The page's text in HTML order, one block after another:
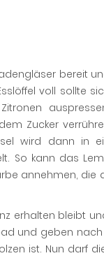
bereit
voll sollte
Zucker
wird dann in
So kann das
annehmen,
erhalten bleibt
und geben
ist. Nun darf